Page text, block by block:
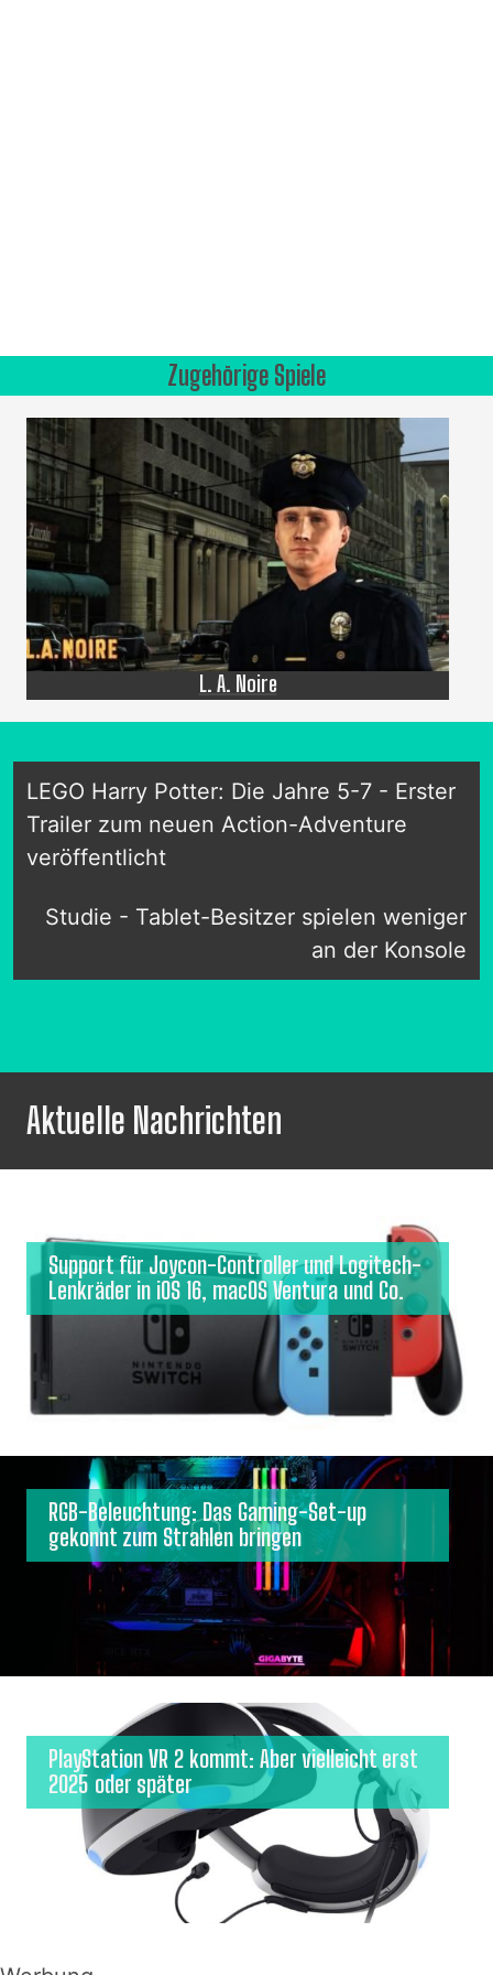
Zugehörige Spiele
L. A. Noire
LEGO Harry Potter: Die Jahre 5-7 - Erster
Trailer zum neuen Action-Adventure
veröffentlicht
Studie - Tablet-Besitzer spielen weniger
an der Konsole
Aktuelle Nachrichten
Support für Joycon-Controller und Logitech-
Lenkräder in iOS 16, macOS Ventura und Co.
RGB-Beleuchtung: Das Gaming-Set-up
gekonnt zum Strahlen bringen
PlayStation VR 2 kommt: Aber vielleicht erst
2025 oder später